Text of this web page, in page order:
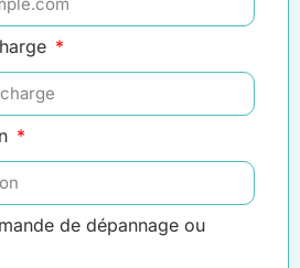
de dépannage ou